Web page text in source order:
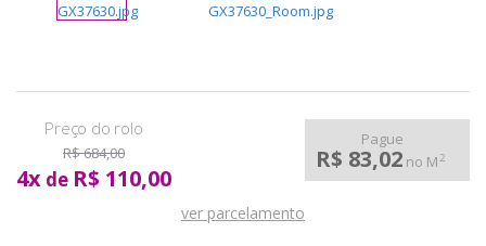
R$ 684,00
4x de R$ 110,00
Pague
R$ 83,02 no M2
ver parcelamento